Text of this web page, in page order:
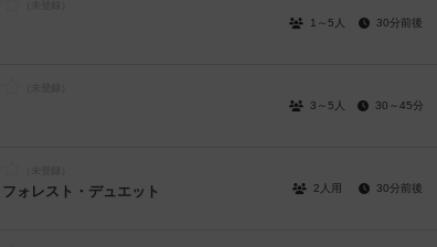
1～5人 30分前後
3～5人 30～45分
ォレスト・デュエット 2人用 30分前後